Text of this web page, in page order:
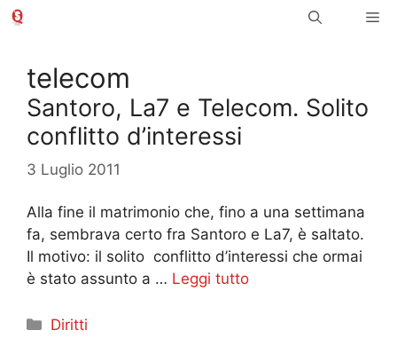
Vai
telecom
Santoro, La7 e Telecom. Solito
conflitto d’interessi
3 Luglio 2011
Alla fine il matrimonio che, fino a una settimana
fa, sembrava certo fra Santoro e La7, è saltato.
Il motivo: il solito conflitto d’interessi che ormai
è stato assunto a … Leggi tutto
Categorie
Diritti